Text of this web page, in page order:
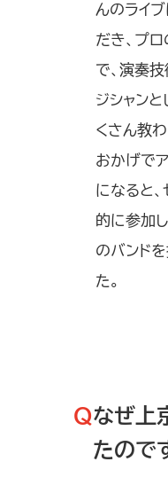
んのライ
だき、プ
で、演奏
ジシャン
くさん教わ
おかげで
になると
的に参加
のバンド
た。
Qなぜ上
たので